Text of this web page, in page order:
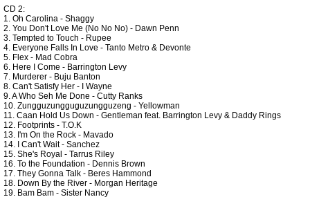
CD 2:
1. Oh Carolina - Shaggy
2. You Don't Love Me (No No No) - Dawn Penn
3. Tempted to Touch - Rupee
4. Everyone Falls In Love - Tanto Metro & Devonte
5. Flex - Mad Cobra
6. Here I Come - Barrington Levy
7. Murderer - Buju Banton
8. Can't Satisfy Her - I Wayne
9. A Who Seh Me Done - Cutty Ranks
10. Zungguzungguguzungguzeng - Yellowman
11. Caan Hold Us Down - Gentleman feat. Barrington Levy & Daddy Rings
12. Footprints - T.O.K
13. I'm On the Rock - Mavado
14. I Can't Wait - Sanchez
15. She's Royal - Tarrus Riley
16. To the Foundation - Dennis Brown
17. They Gonna Talk - Beres Hammond
18. Down By the River - Morgan Heritage
19. Bam Bam - Sister Nancy